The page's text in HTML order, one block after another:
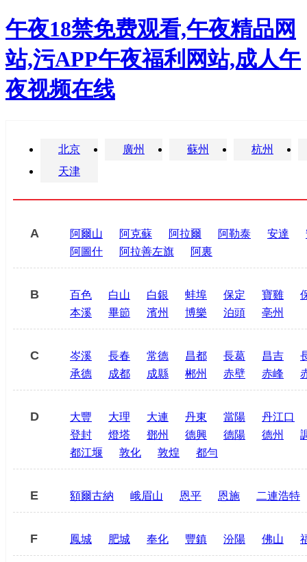
午夜18禁免费观看,午夜精品网
站,污APP午夜福利网站,成人午
夜视频在线
北京 廣州 蘇州
杭州
天津
A 阿爾山 阿克蘇 阿拉爾 阿勒泰 安達
阿圖什
阿拉善左旗 阿裏
B 百色 白山 白銀 蚌埠 保定 寶雞
本溪
畢節 濱州 博樂 泊頭 亳州
C 岑溪 長春 常德 昌都 長葛 昌吉
承德
成都 成縣 郴州 赤壁 赤峰
D 大豐 大理 大連 丹東 當陽
丹江口
登封
燈塔 鄧州 德興 德陽 德州
都江堰
敦化 敦煌 都勻
E 額爾古納 峨眉山 恩平 恩施 二連浩特
F 鳳城 肥城 奉化 豐鎮 汾陽 佛山